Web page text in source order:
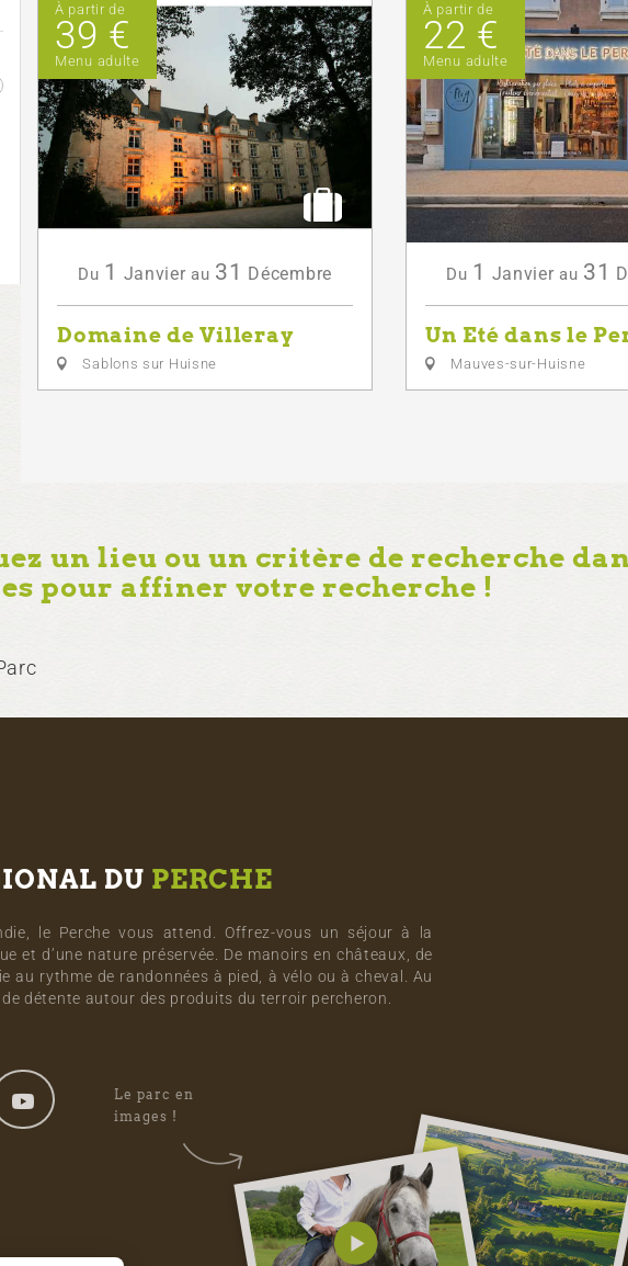
À partir de
39 €
Menu adulte
Du 1 Janvier au 31 Décembre
Domaine de Villeray
Sablons sur Huisne
À partir de
22 €
Menu adulte
Du 1 Janvier au 31
Un Eté dans le
Mauves-sur-Huisne
un lieu ou un critère de recherche
pour affiner votre recherche !
DU PERCHE
le Perche vous attend. Offrez-vous un séjour à la
et d’une nature préservée. De manoirs en châteaux, de
au rythme de randonnées à pied, à vélo ou à cheval. Au
détente autour des produits du terroir percheron.
Le parc en
images !